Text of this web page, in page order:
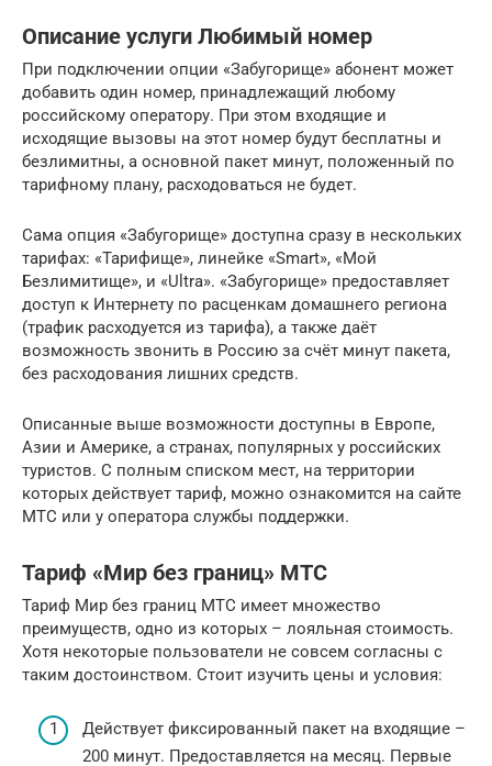
Описание услуги Любимый номер
При подключении опции «Забугорище» абонент может
добавить один номер, принадлежащий любому
российскому оператору. При этом входящие и
исходящие вызовы на этот номер будут бесплатны и
безлимитны, а основной пакет минут, положенный по
тарифному плану, расходоваться не будет.
Сама опция «Забугорище» доступна сразу в нескольких
тарифах: «Тарифище», линейке «Smart», «Мой
Безлимитище», и «Ultra». «Забугорище» предоставляет
доступ к Интернету по расценкам домашнего региона
(трафик расходуется из тарифа), а также даёт
возможность звонить в Россию за счёт минут пакета,
без расходования лишних средств.
Описанные выше возможности доступны в Европе,
Азии и Америке, а странах, популярных у российских
туристов. С полным списком мест, на территории
которых действует тариф, можно ознакомится на сайте
МТС или у оператора службы поддержки.
Тариф «Мир без границ» МТС
Тариф Мир без границ МТС имеет множество
преимуществ, одно из которых – лояльная стоимость.
Хотя некоторые пользователи не совсем согласны с
таким достоинством. Стоит изучить цены и условия:
Действует фиксированный пакет на входящие –
200 минут. Предоставляется на месяц. Первые